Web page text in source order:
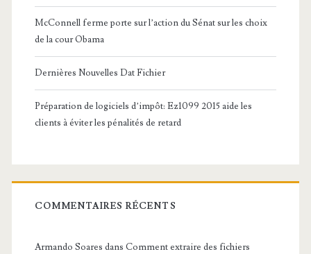
McConnell ferme porte sur l’action du Sénat sur les choix
de la cour Obama
Dernières Nouvelles Dat Fichier
Préparation de logiciels d’impôt: Ez1099 2015 aide les
clients à éviter les pénalités de retard
COMMENTAIRES RÉCENTS
Armando Soares dans Comment extraire des fichiers